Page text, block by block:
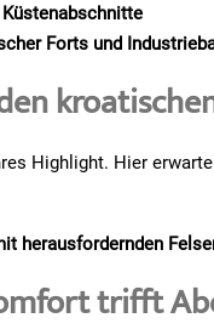
Forts und
Highlight. Hier
herausfordernden
trifft